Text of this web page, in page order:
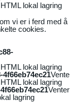
lokal lagring
vi er i ferd med å
cookies.
lokal lagring
4f66eb74ec21
lokal lagring
Venter
lagring